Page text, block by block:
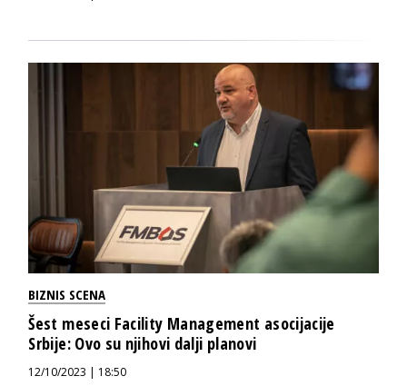
BIZNIS SCENA
Šest meseci Facility Management asocijacije
Srbije: Ovo su njihovi dalji planovi
12/10/2023 | 18:50